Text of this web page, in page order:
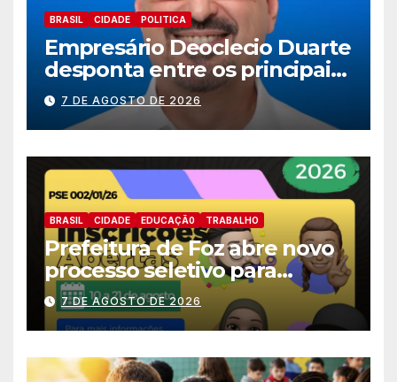
BRASIL CIDADE POLITICA
Empresário Deoclecio Duarte
desponta entre os principais
nomes do União Brasil para
deputado estadual
7 DE AGOSTO DE 2026
BRASIL CIDADE EDUCAÇÃ0 TRABALHO
Prefeitura de Foz abre novo
processo seletivo para
estagiários
7 DE AGOSTO DE 2026